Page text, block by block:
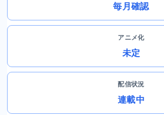
毎月確認
アニメ化
未定
配信状況
連載中